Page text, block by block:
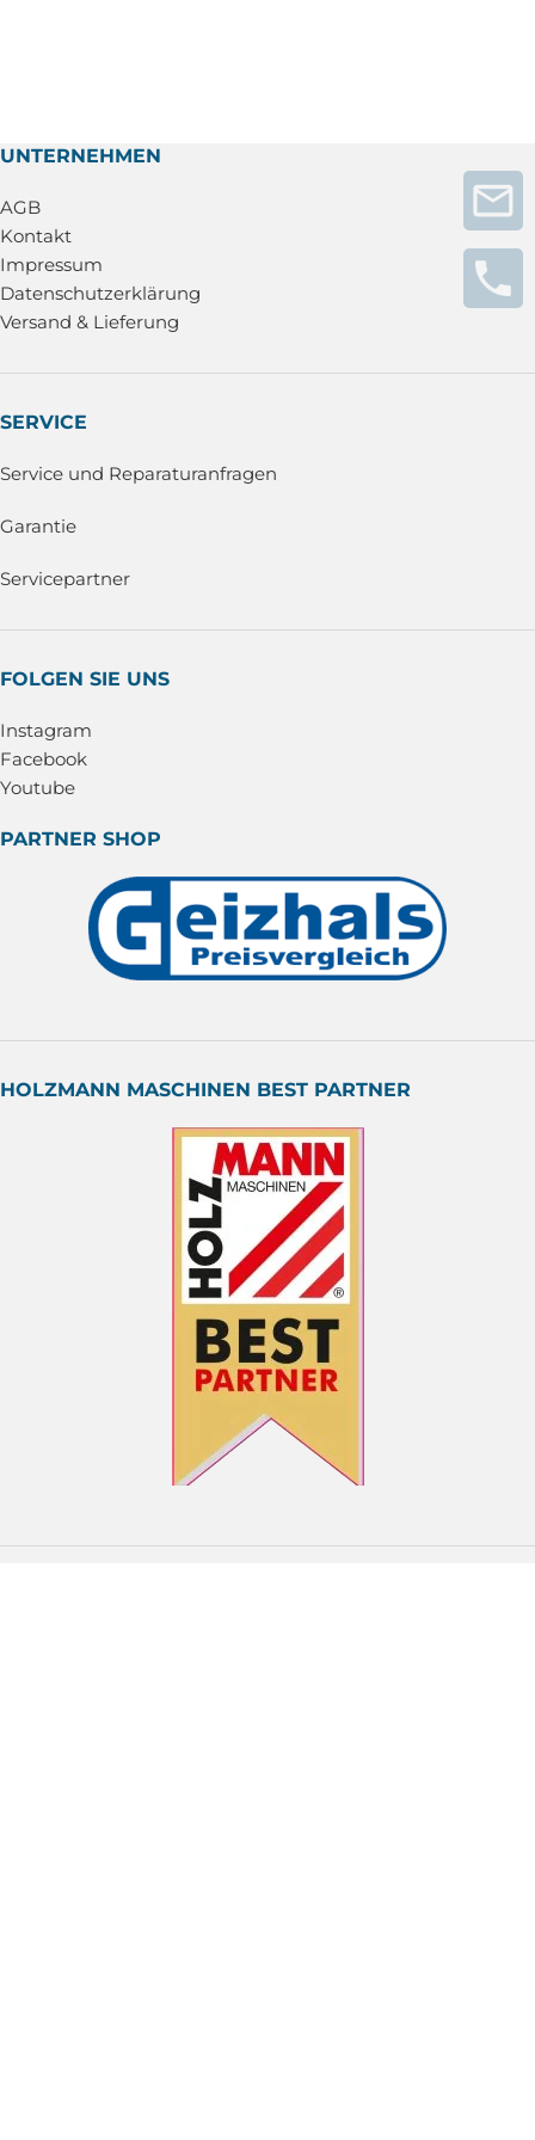
UNTERNEHMEN
AGB
Kontakt
Impressum
Datenschutzerklärung
Versand & Lieferung
SERVICE
Service und Reparaturanfragen
Garantie
Servicepartner
FOLGEN SIE UNS
Instagram
Facebook
Youtube
PARTNER SHOP
HOLZMANN MASCHINEN BEST PARTNER